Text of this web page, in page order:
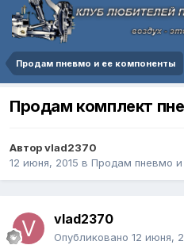
Продам пневмо и ее компоненты
Продам комплект
Авторvlad2370
12 июня, 2015 в Продам пневмо и
vlad2370
Опубликовано 12 июня,